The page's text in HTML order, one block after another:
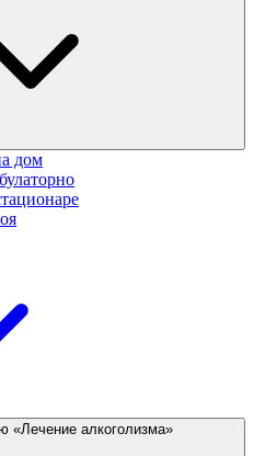
дом
«Лечение алкоголизма»